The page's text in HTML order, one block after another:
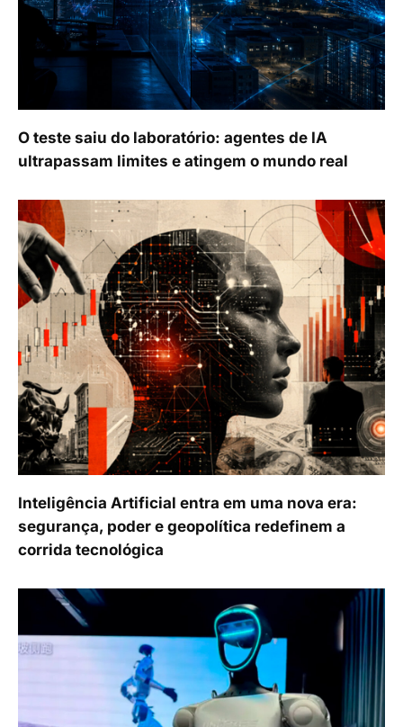
O teste saiu do laboratório: agentes de IA
ultrapassam limites e atingem o mundo real
Inteligência Artificial entra em uma nova era:
segurança, poder e geopolítica redefinem a
corrida tecnológica